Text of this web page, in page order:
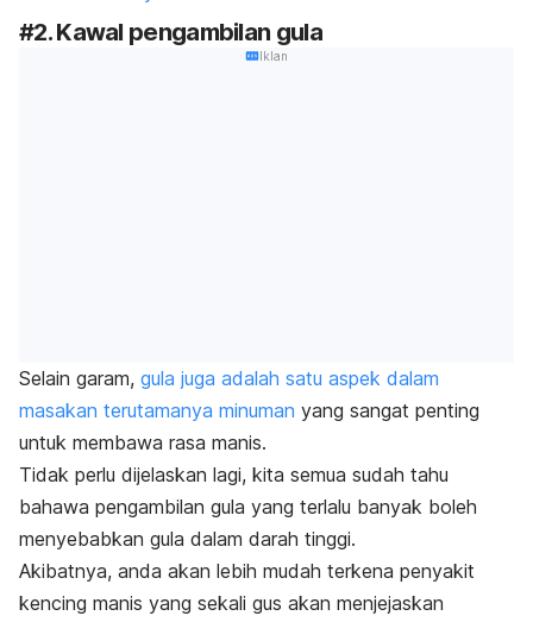
#2. Kawal pengambilan gula
Iklan
Selain garam, gula juga adalah satu aspek dalam
masakan terutamanya minuman yang sangat penting
untuk membawa rasa manis.
Tidak perlu dijelaskan lagi, kita semua sudah tahu
bahawa pengambilan gula yang terlalu banyak boleh
menyebabkan gula dalam darah tinggi.
Akibatnya, anda akan lebih mudah terkena penyakit
kencing manis yang sekali gus akan menjejaskan